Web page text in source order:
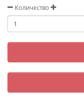
Количество